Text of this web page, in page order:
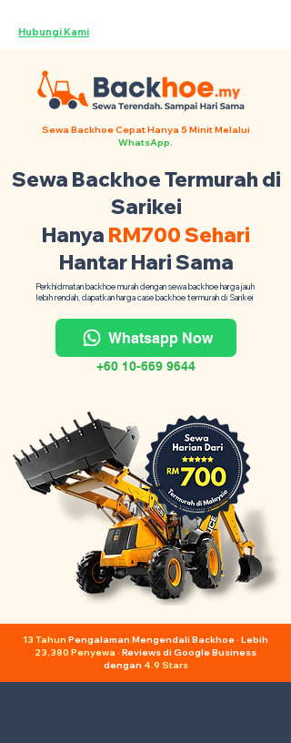
Hubungi Kami
Sewa Backhoe Cepat Hanya 5 Minit Melalui
WhatsApp.
Sewa Backhoe Termurah di
Sarikei
Hanya RM700 Sehari
Hantar Hari Sama
Perkhidmatan backhoe murah dengan sewa backhoe harga jauh
lebih rendah, dapatkan harga case backhoe termurah di Sarikei
Whatsapp Now
+60 10-669 9644
13 Tahun Pengalaman Mengendali Backhoe · Lebih
23,380 Penyewa · Reviews di Google Business
dengan 4.9 Stars